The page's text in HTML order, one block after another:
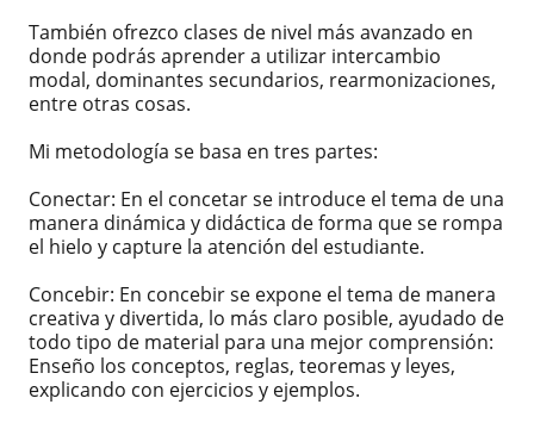
También ofrezco clases de nivel más avanzado en
donde podrás aprender a utilizar intercambio
modal, dominantes secundarios, rearmonizaciones,
entre otras cosas.
Mi metodología se basa en tres partes:
Conectar: En el concetar se introduce el tema de una
manera dinámica y didáctica de forma que se rompa
el hielo y capture la atención del estudiante.
Concebir: En concebir se expone el tema de manera
creativa y divertida, lo más claro posible, ayudado de
todo tipo de material para una mejor comprensión:
Enseño los conceptos, reglas, teoremas y leyes,
explicando con ejercicios y ejemplos.